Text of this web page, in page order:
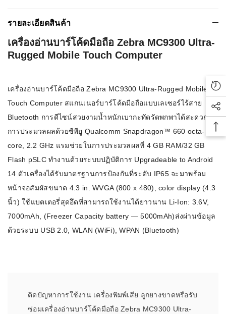
รายละเอียดสินค้า
เครื่องอ่านบาร์โค้ดมือถือ Zebra MC9300 Ultra-
Rugged Mobile Touch Computer
เครื่องอ่านบาร์โค้ดมือถือ Zebra MC9300 Ultra-Rugged Mobile
Touch Computer สแกนเนอร์บาร์โค้ดมือถือแบบเลเซอร์ไร้สาย
Bluetooth การดีไซน์สวยงามน้ำหนักเบากะทัดรัดพกพาได้สะดวก
การประมวลผลด้วยซีพียู Qualcomm Snapdragon™ 660 octa-
core, 2.2 GHz แรมช่วยในการประมวลผลที่ 4 GB RAM/32 GB
Flash pSLC ทำงานด้วยระบบปฏิบัติการ Upgradeable to Android
14 ตัวเครื่องได้รับมาตรฐานการป้องกันที่ระดับ IP65 จะมาพร้อม
หน้าจอสัมผัสขนาด 4.3 in. WVGA (800 x 480), color display (4.3
นิ้ว) ใช้แบตเตอรี่สุดอึดที่สามารถใช้งานได้ยาวนาน Li-Ion: 3.6V,
7000mAh, (Freezer Capacity battery — 5000mAh)ส่งผ่านข้อมูล
ด้วยระบบ USB 2.0, WLAN (WiFi), WPAN (Bluetooth)
ติดปัญหาการใช้งาน เครื่องพิมพ์เสีย ลูกยางขาดหรือรับ
ซ่อมเครื่องอ่านบาร์โค้ดมือถือ Zebra MC9300 Ultra-